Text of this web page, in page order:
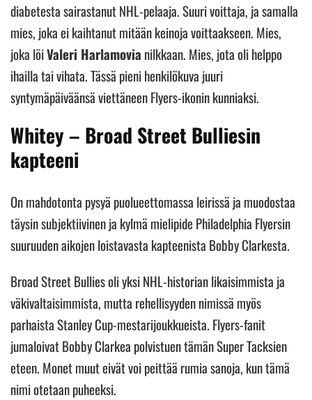
diabetesta sairastanut NHL-pelaaja. Suuri voittaja, ja samalla
mies, joka ei kaihtanut mitään keinoja voittaakseen. Mies,
joka löiValeri Harlamovia nilkkaan. Mies, jota oli helppo
ihailla tai vihata. Tässä pieni henkilökuva juuri
syntymäpäiväänsä viettäneen Flyers-ikonin kunniaksi.
Whitey – Broad Street Bulliesin
kapteeni
On mahdotonta pysyä puolueettomassa leirissä ja muodostaa
täysin subjektiivinen ja kylmä mielipide Philadelphia Flyersin
suuruuden aikojen loistavasta kapteenista Bobby Clarkesta.
Broad Street Bullies oli yksi NHL-historian likaisimmista ja
väkivaltaisimmista, mutta rehellisyyden nimissä myös
parhaista Stanley Cup-mestarijoukkueista. Flyers-fanit
jumaloivat Bobby Clarkea polvistuen tämän Super Tacksien
eteen. Monet muut eivät voi peittää rumia sanoja, kun tämä
nimi otetaan puheeksi.